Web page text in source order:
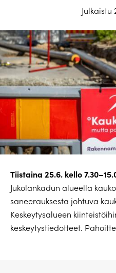
Julkaistu
Tiistaina 25.6. kello
Jukolankadun alueella
saneerauksesta johtuva
Keskeytysalueen
keskeytystiedotteet.